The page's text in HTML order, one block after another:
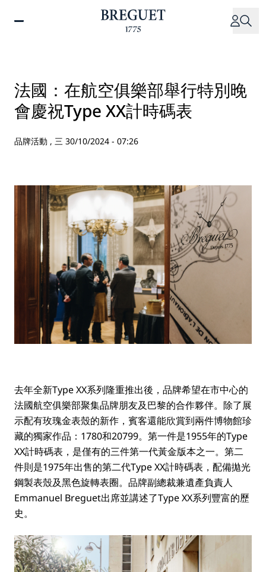
法國：在航空俱樂部舉行特別晚
會慶祝Type XX計時碼表
品牌活動 , 三 30/10/2024 - 07:26
去年全新Type XX系列隆重推出後，品牌希望在市中心的
法國航空俱樂部聚集品牌朋友及巴黎的合作夥伴。除了展
示配有玫瑰金表殼的新作，賓客還能欣賞到兩件博物館珍
藏的獨家作品：1780和20799。第一件是1955年的Type
XX計時碼表，是僅有的三件第一代黃金版本之一。第二
件則是1975年出售的第二代Type XX計時碼表，配備拋光
鋼製表殼及黑色旋轉表圈。品牌副總裁兼遺產負責人
Emmanuel Breguet出席並講述了Type XX系列豐富的歷
史。